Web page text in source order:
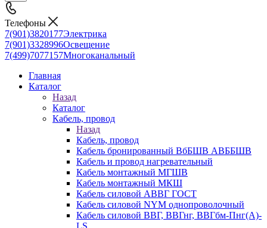
Телефоны
7(901)3820177Электрика
7(901)3328996Освещение
7(499)7077157Многоканальный
Главная
Каталог
Назад
Каталог
Кабель, провод
Назад
Кабель, провод
Кабель бронированный ВбБШВ АВББШВ
Кабель и провод нагревательный
Кабель монтажный МГШВ
Кабель монтажный МКШ
Кабель силовой АВВГ ГОСТ
Кабель силовой NYM однопроволочный
Кабель силовой ВВГ, ВВГнг, ВВГбм-Пнг(А)-